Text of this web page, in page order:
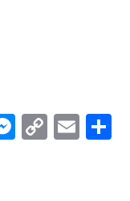
Messenger
CopyEmail